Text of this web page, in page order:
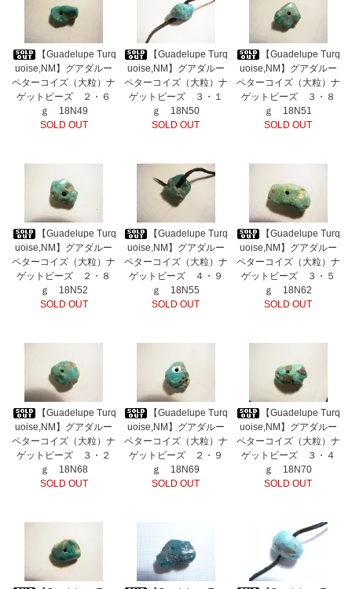
【Guadelupe Turq
uoise,NM】グアダルー
ペターコイズ（大粒）ナ
ゲットビーズ ２・６
ｇ 18N49
SOLD OUT
【Guadelupe Turq
uoise,NM】グアダルー
ペターコイズ（大粒）ナ
ゲットビーズ ３・１
ｇ 18N50
SOLD OUT
【Guadelupe Turq
uoise,NM】グアダルー
ペターコイズ（大粒）ナ
ゲットビーズ ３・８
ｇ 18N51
SOLD OUT
【Guadelupe Turq
uoise,NM】グアダルー
ペターコイズ（大粒）ナ
ゲットビーズ ２・８
ｇ 18N52
SOLD OUT
【Guadelupe Turq
uoise,NM】グアダルー
ペターコイズ（大粒）ナ
ゲットビーズ ４・９
ｇ 18N55
SOLD OUT
【Guadelupe Turq
uoise,NM】グアダルー
ペターコイズ（大粒）ナ
ゲットビーズ ３・５
ｇ 18N62
SOLD OUT
【Guadelupe Turq
uoise,NM】グアダルー
ペターコイズ（大粒）ナ
ゲットビーズ ３・２
ｇ 18N68
SOLD OUT
【Guadelupe Turq
uoise,NM】グアダルー
ペターコイズ（大粒）ナ
ゲットビーズ ２・９
ｇ 18N69
SOLD OUT
【Guadelupe Turq
uoise,NM】グアダルー
ペターコイズ（大粒）ナ
ゲットビーズ ３・４
ｇ 18N70
SOLD OUT